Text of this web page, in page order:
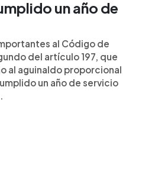
un año de
al Código de
del artículo 197, que
al aguinaldo proporcional
un año de servicio